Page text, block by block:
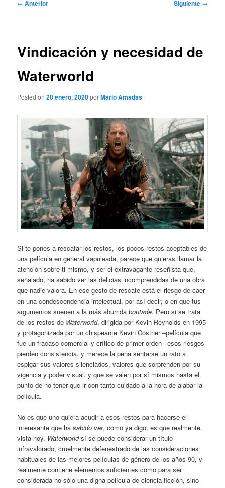
← Anterior Siguiente →
Vindicación y necesidad de
Waterworld
Posted on20 enero, 2020porMario Amadas
Si te pones a rescatar los restos, los pocos restos aceptables de
una película en general vapuleada, parece que quieras llamar la
atención sobre ti mismo, y ser el extravagante reseñista que,
señalado, ha sabido ver las delicias incomprendidas de una obra
que nadie valora. En ese gesto de rescate está el riesgo de caer
en una condescendencia intelectual, por así decir, o en que tus
argumentos suenen a la más aburridaboutade. Pero si se trata
de los restos de Waterworld, dirigida por Kevin Reynolds en 1995
y protagonizada por un chispeante Kevin Costner –película que
fue un fracaso comercial y crítico de primer orden– esos riesgos
pierden consistencia, y merece la pena sentarse un rato a
espigar sus valores silenciados, valores que sorprenden por su
vigencia y poder visual, y que se valen por sí mismos hasta el
punto de no tener que ir con tanto cuidado a la hora de alabar la
película.
No es que uno quiera acudir a esos restos para hacerse el
interesante que hasabido ver, como ya digo; es que realmente,
vista hoy, Waterworldsí se puede considerar un título
infravalorado, cruelmente defenestrado de las consideraciones
habituales de las mejores películas de género de los años 90, y
realmente contiene elementos suficientes como para ser
considerada no sólo una digna película de ciencia ficción, sino